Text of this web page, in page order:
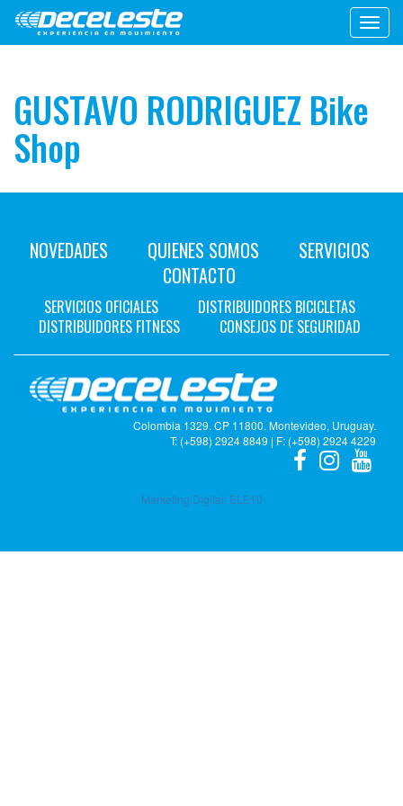
GUSTAVO RODRIGUEZ Bike
Shop
NOVEDADES QUIENES SOMOS
SERVICIOS
CONTACTO
SERVICIOS OFICIALES
DISTRIBUIDORES BICICLETAS
DISTRIBUIDORES FITNESS
CONSEJOS DE SEGURIDAD
Colombia 1329. CP 11800. Montevideo, Uruguay.
T: (+598) 2924 8849 | F: (+598) 2924 4229
Marketing Digital: ELE10